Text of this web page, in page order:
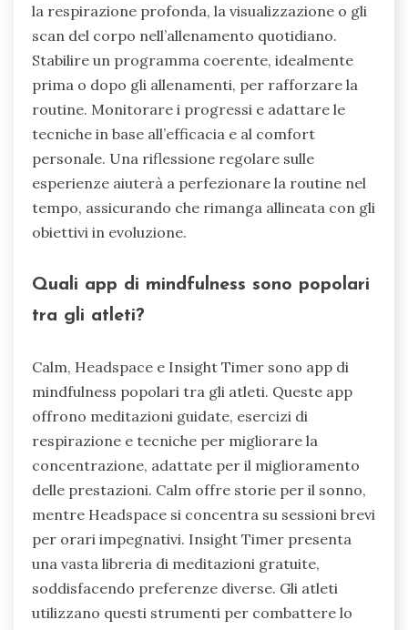
la respirazione profonda, la visualizzazione o gli
scan del corpo nell’allenamento quotidiano.
Stabilire un programma coerente, idealmente
prima o dopo gli allenamenti, per rafforzare la
routine. Monitorare i progressi e adattare le
tecniche in base all’efficacia e al comfort
personale. Una riflessione regolare sulle
esperienze aiuterà a perfezionare la routine nel
tempo, assicurando che rimanga allineata con gli
obiettivi in evoluzione.
Quali app di mindfulness sono popolari
tra gli atleti?
Calm, Headspace e Insight Timer sono app di
mindfulness popolari tra gli atleti. Queste app
offrono meditazioni guidate, esercizi di
respirazione e tecniche per migliorare la
concentrazione, adattate per il miglioramento
delle prestazioni. Calm offre storie per il sonno,
mentre Headspace si concentra su sessioni brevi
per orari impegnativi. Insight Timer presenta
una vasta libreria di meditazioni gratuite,
soddisfacendo preferenze diverse. Gli atleti
utilizzano questi strumenti per combattere lo